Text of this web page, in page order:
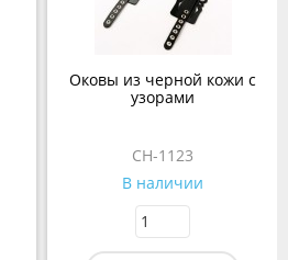
Оковы из черной кожи с
узорами
СH-1123
В наличии